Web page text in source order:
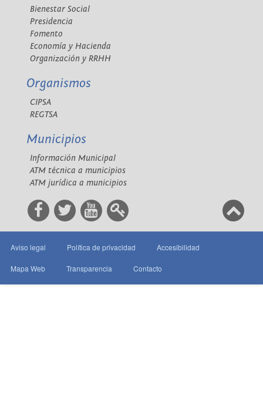
Bienestar Social
Presidencia
Fomento
Economía y Hacienda
Organización y RRHH
Organismos
CIPSA
REGTSA
Municipios
Información Municipal
ATM técnica a municipios
ATM jurídica a municipios
Aviso legal Política de privacidad Accesibilidad
Mapa Web Transparencia Contacto